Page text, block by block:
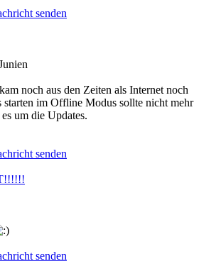
senden
noch aus den Zeiten als Internet noch
starten im Offline Modus sollte nicht mehr
um die Updates.
senden
senden